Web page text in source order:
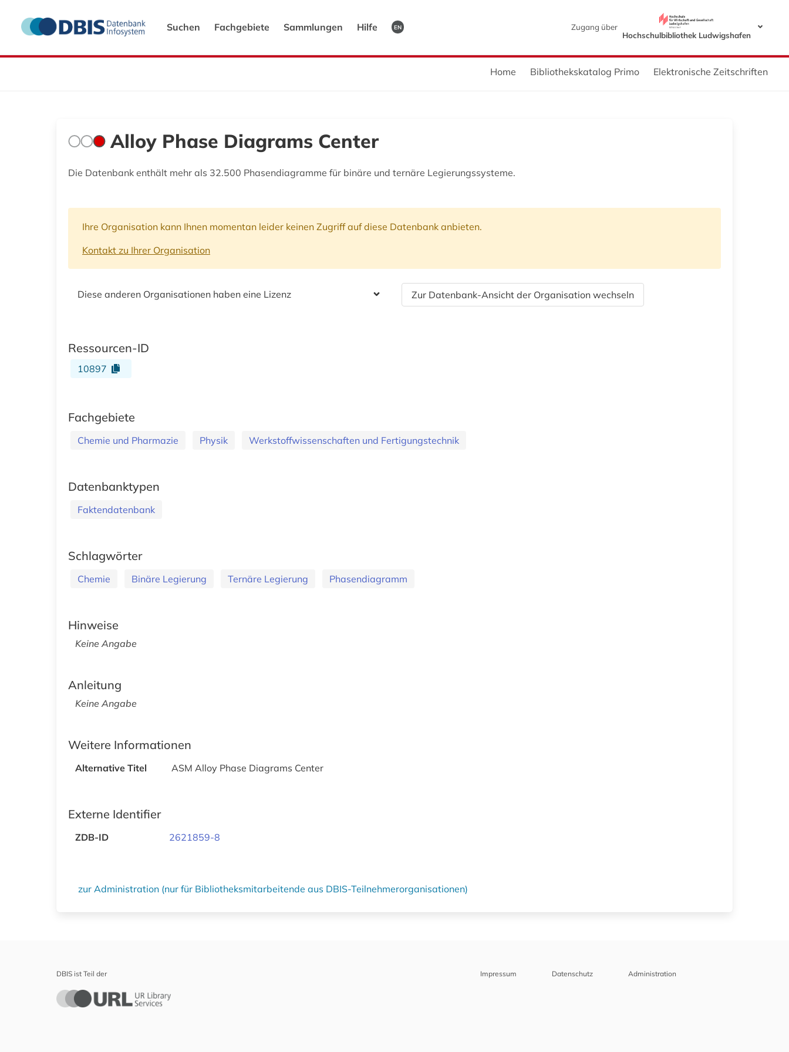
Suchen Fachgebiete Sammlungen Hilfe EN
Zugang über
Hochschulbibliothek Ludwigshafen
Home Bibliothekskatalog Primo Elektronische Zeitschriften
Alloy Phase Diagrams Center
Die Datenbank enthält mehr als 32.500 Phasendiagramme für binäre und ternäre Legierungssysteme.
Ihre Organisation kann Ihnen momentan leider keinen Zugriff auf diese Datenbank anbieten.
Kontakt zu Ihrer Organisation
Diese anderen Organisationen haben eine Lizenz Zur Datenbank-Ansicht der Organisation wechseln
Ressourcen-ID
10897
Fachgebiete
Chemie und Pharmazie Physik Werkstoffwissenschaften und Fertigungstechnik
Datenbanktypen
Faktendatenbank
Schlagwörter
Chemie Binäre Legierung Ternäre Legierung Phasendiagramm
Hinweise
Keine Angabe
Anleitung
Keine Angabe
Weitere Informationen
Alternative Titel ASM Alloy Phase Diagrams Center
Externe Identifier
ZDB-ID 2621859-8
zur Administration (nur für Bibliotheksmitarbeitende aus DBIS-Teilnehmerorganisationen)
DBIS ist Teil der Impressum Datenschutz Administration